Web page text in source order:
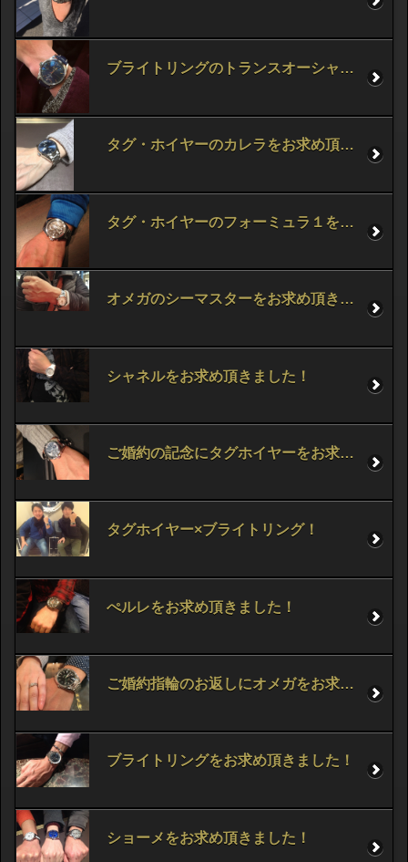
ブライトリングのトランスオーシャンをお求め頂きました！
タグ・ホイヤーのカレラをお求め頂きました！
タグ・ホイヤーのフォーミュラ１をお求め頂きました！
オメガのシーマスターをお求め頂きました！
シャネルをお求め頂きました！
ご婚約の記念にタグホイヤーをお求め頂きました！
タグホイヤー×ブライトリング！
ぺルレをお求め頂きました！
ご婚約指輪のお返しにオメガをお求め頂きました！
ブライトリングをお求め頂きました！
ショーメをお求め頂きました！